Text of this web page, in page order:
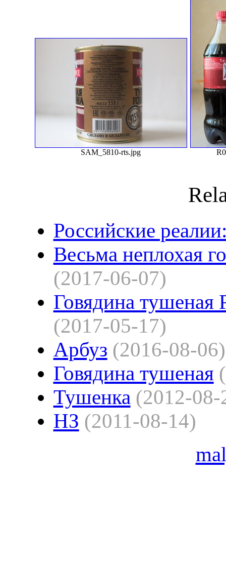
SAM_5810-rts.jpg
Российские
Весьма неплохая
(2017-06-07)
Говядина тушеная
(2017-05-17)
Арбуз (2016-08-06)
Говядина тушеная
Тушенка (2012-08-
НЗ (2011-08-14)